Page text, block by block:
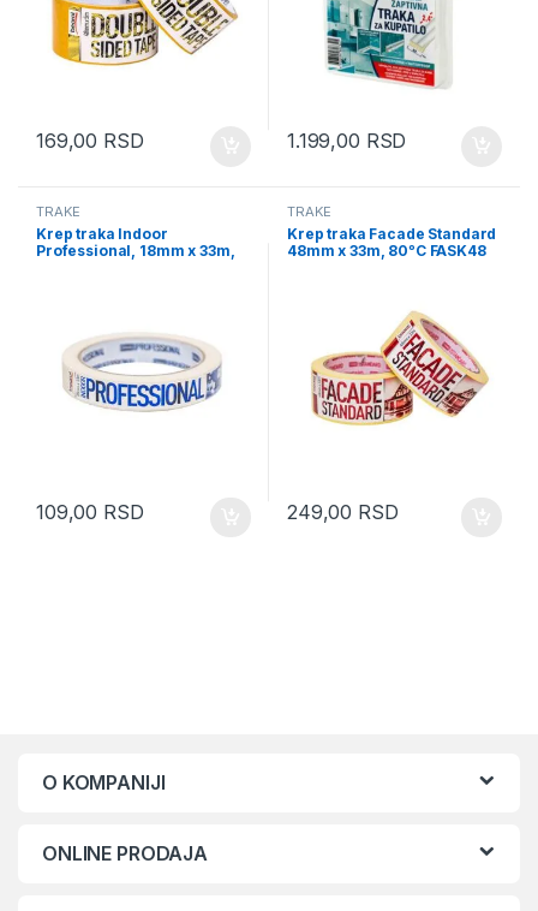
169,00 RSD 1.199,00 RSD
TRAKE
Krep traka Indoor
Professional, 18mm x 33m,
109,00 RSD
TRAKE
Krep traka Facade Standard
48mm x 33m, 80ᵒC FASK48
249,00 RSD
O KOMPANIJI
ONLINE PRODAJA